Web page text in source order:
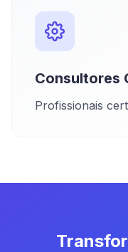
Consultores
Profissionais